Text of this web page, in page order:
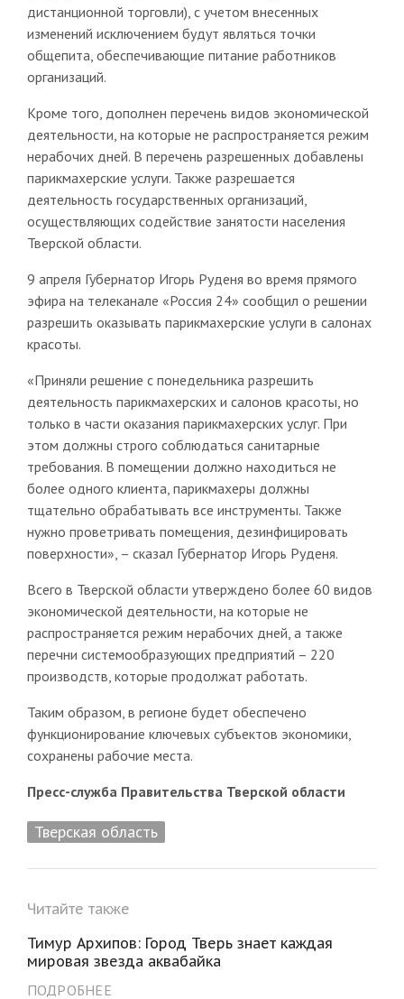
дистанционной торговли), с учетом внесенных
изменений исключением будут являться точки
общепита, обеспечивающие питание работников
организаций.
Кроме того, дополнен перечень видов экономической
деятельности, на которые не распространяется режим
нерабочих дней. В перечень разрешенных добавлены
парикмахерские услуги. Также разрешается
деятельность государственных организаций,
осуществляющих содействие занятости населения
Тверской области.
9 апреля Губернатор Игорь Руденя во время прямого
эфира на телеканале «Россия 24» сообщил о решении
разрешить оказывать парикмахерские услуги в салонах
красоты.
«Приняли решение с понедельника разрешить
деятельность парикмахерских и салонов красоты, но
только в части оказания парикмахерских услуг. При
этом должны строго соблюдаться санитарные
требования. В помещении должно находиться не
более одного клиента, парикмахеры должны
тщательно обрабатывать все инструменты. Также
нужно проветривать помещения, дезинфицировать
поверхности», – сказал Губернатор Игорь Руденя.
Всего в Тверской области утверждено более 60 видов
экономической деятельности, на которые не
распространяется режим нерабочих дней, а также
перечни системообразующих предприятий – 220
производств, которые продолжат работать.
Таким образом, в регионе будет обеспечено
функционирование ключевых субъектов экономики,
сохранены рабочие места.
Пресс-служба Правительства Тверской области
Тверская область
Читайте также
Тимур Архипов: Город Тверь знает каждая
мировая звезда аквабайка
ПОДРОБНЕЕ